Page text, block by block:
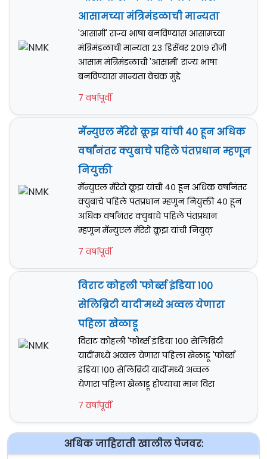
आसामच्या मंत्रिमंडळाची मान्यता
'आसामी' राज्य भाषा बनविण्यास आसामच्या
मंत्रिमंडळाची मान्यता २३ डिसेंबर २०१९ रोजी
आसाम मंत्रिमंडळाची 'आसामी' राज्य भाषा
बनविण्यास मान्यता वेचक मुद्दे
7 वर्षापूर्वी
मॅन्युएल मॅरेरो क्रूझ यांची ४० हून अधिक
वर्षांनंतर क्युबाचे पहिले पंतप्रधान म्हणून
नियुक्ती
मॅन्युएल मॅरेरो क्रूझ यांची ४० हून अधिक वर्षांनंतर
क्युबाचे पहिले पंतप्रधान म्हणून नियुक्ती ४० हून
अधिक वर्षांनंतर क्युबाचे पहिले पंतप्रधान
म्हणून मॅन्युएल मॅरेरो क्रूझ यांची नियुक्
7 वर्षापूर्वी
विराट कोहली 'फोर्ब्स इंडिया १००
सेलिब्रिटी यादी'मध्ये अव्वल येणारा
पहिला खेळाडू
विराट कोहली 'फोर्ब्स इंडिया १०० सेलिब्रिटी
यादी'मध्ये अव्वल येणारा पहिला खेळाडू 'फोर्ब्स
इंडिया १०० सेलिब्रिटी यादी'मध्ये अव्वल
येणारा पहिला खेळाडू होण्याचा मान विरा
7 वर्षापूर्वी
अधिक जाहिराती खालील पेजवर: